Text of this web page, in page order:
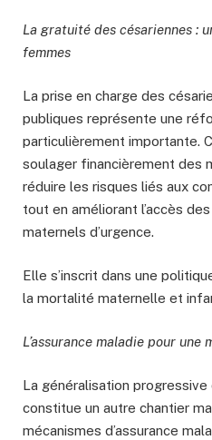
La gratuité des césariennes :
femmes
La prise en charge des
publiques représente une
particulièrement importante.
soulager financièrement des
réduire les risques liés aux
tout en améliorant l’accès
maternels d’urgence.
Elle s’inscrit dans une
la mortalité maternelle et
L’assurance maladie pour
La généralisation
constitue un autre chantier
mécanismes d’assurance